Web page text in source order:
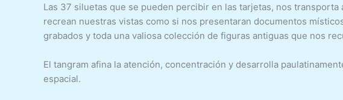
Las 37 siluetas que se pueden percibir en las tarjetas, nos
recrean nuestras vistas como si nos presentaran documentos
grabados y toda una valiosa colección de figuras antiguas que nos
El tangram afina la atención, concentración y desarrolla
espacial.